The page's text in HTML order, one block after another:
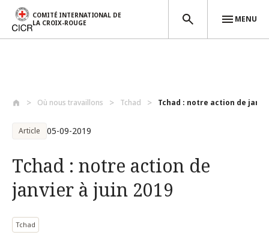
COMITÉ INTERNATIONAL DE
LA CROIX-ROUGE
MENU
Où nous travaillons Tchad Tchad : notre action de
Article 05-09-2019
Tchad : notre action de
janvier à juin 2019
Tchad